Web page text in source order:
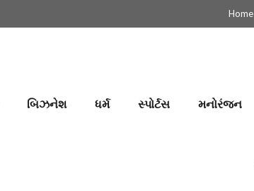
Home
બિઝનેશ ધર્મ સ્પોર્ટસ મનોરંજન